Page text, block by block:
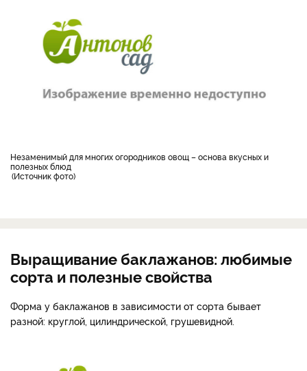
Незаменимый для многих огородников овощ – основа вкусных и
полезных блюд
Источник фото
Выращивание баклажанов: любимые
сорта и полезные свойства
Форма у баклажанов в зависимости от сорта бывает
разной: круглой, цилиндрической, грушевидной.